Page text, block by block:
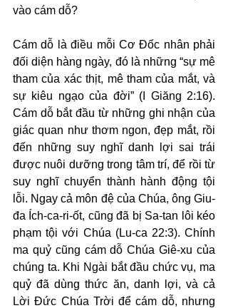
vào cám dỗ?
Cám dỗ là điều mỗi Cơ Đốc nhân phải
đối diện hàng ngày, đó là những “sự mê
tham của xác thịt, mê tham của mắt, và
sự kiêu ngạo của đời” (I Giăng 2:16).
Cám dỗ bắt đầu từ những ghi nhận của
giác quan như thơm ngon, đẹp mắt, rồi
đến những suy nghĩ danh lợi sai trái
được nuôi dưỡng trong tâm trí, để rồi từ
suy nghĩ chuyển thành hành động tội
lỗi. Ngay cả môn đệ của Chúa, ông Giu-
đa Ích-ca-ri-ốt, cũng đã bị Sa-tan lôi kéo
phạm tội với Chúa (Lu-ca 22:3). Chính
ma quỷ cũng cám dỗ Chúa Giê-xu của
chúng ta. Khi Ngài bắt đầu chức vụ, ma
quỷ đã dùng thức ăn, danh lợi, và cả
Lời Đức Chúa Trời để cám dỗ, nhưng